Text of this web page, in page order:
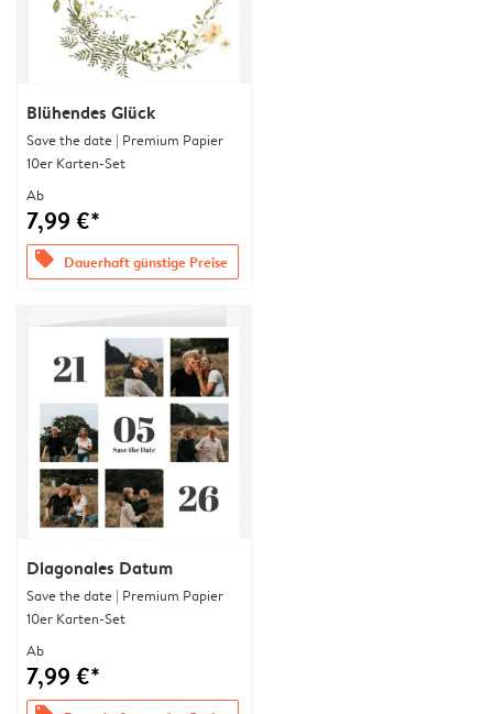
Blühendes Glück
Save the date | Premium Papier
10er Karten-Set
Ab
7,99 €*
offers Dauerhaft günstige Preise
Diagonales Datum
Save the date | Premium Papier
10er Karten-Set
Ab
7,99 €*